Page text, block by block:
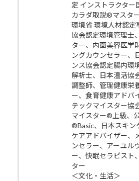
定 インストラクタ
カラダ取説®マスタ
環境省 環境人材認定
協会認定環境管理士
ター、内面美容医学
ングカウンセラー、
ンス協会認定腸内環
解析士、日本温活協
調整師、管理健康栄
ー、食育健康アドバ
テックマイスター協
マイスター®上級、
®Basic、日本スキン
ケアアドバイザー、
ンセラー、アーユル
ー、快眠セラピスト
ター
＜文化・生活＞